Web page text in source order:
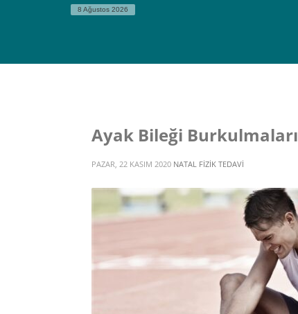
8 Ağustos 2026
Ayak Bileği Burkulmaları
PAZAR, 22 KASIM 2020 NATAL FIZIK TEDAVI